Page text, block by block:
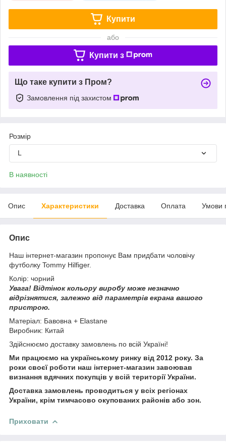
Купити
або
Купити з
Що таке купити з Пром?
Замовлення під захистом
Розмір
L
В наявності
Опис Характеристики Доставка Оплата Умови
Опис
Наш інтернет-магазин пропонує Вам придбати чоловічу
футболку Tommy Hilfiger.
Колір: чорний
Увага! Відтінок кольору виробу може незначно
відрізнятися, залежно від параметрів екрана вашого
пристрою.
Матеріал: Бавовна + Elastane
Виробник: Китай
Здійснюємо доставку замовлень по всій Україні!
Ми працюємо на українському ринку від 2012 року. За
роки своєї роботи наш інтернет-магазин завоював
визнання вдячних покупців у всій території України.
Доставка замовлень проводиться у всіх регіонах
України, крім тимчасово окупованих районів або зон.
Приховати